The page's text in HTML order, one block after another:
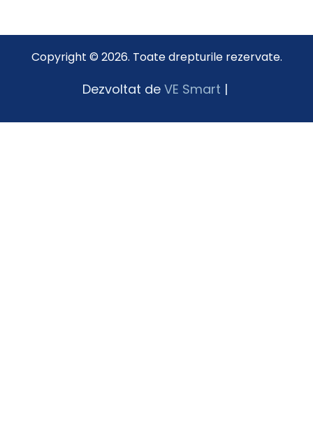
Copyright © 2026. Toate drepturile rezervate.
Dezvoltat de VE Smart |